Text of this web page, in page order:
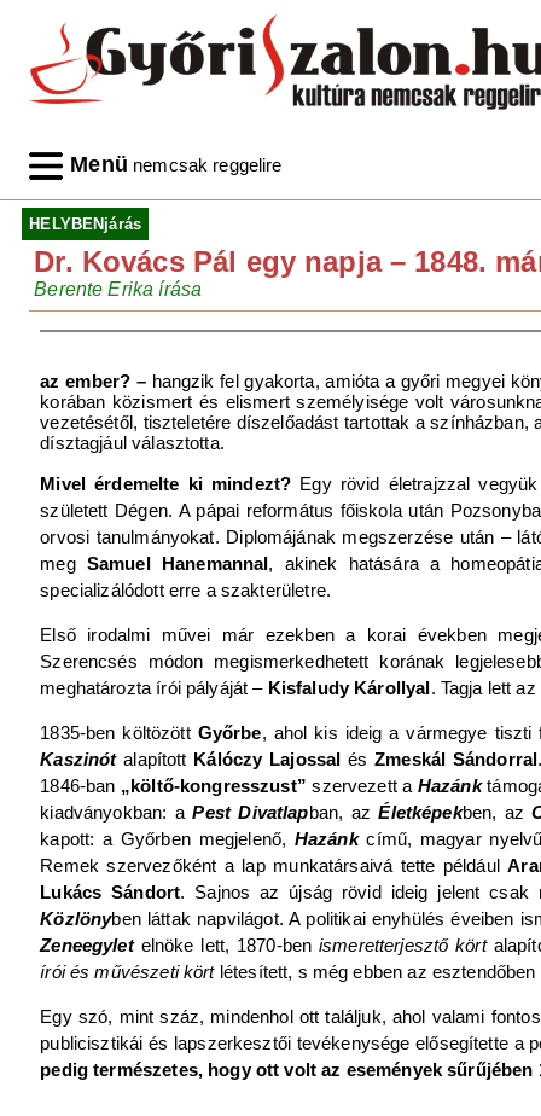
Menü nemcsak reggelire
HELYBENjárás
Dr. Kovács Pál egy napja – 1848.
Berente Erika írása
az ember? – hangzik fel gyakorta, amióta a győri megyei
korában közismert és elismert személyisége volt
vezetésétől, tiszteletére díszelőadást tartottak a
dísztagjául választotta.
Mivel érdemelte ki mindezt? Egy rövid életrajzzal
született Dégen. A pápai református főiskola után
orvosi tanulmányokat. Diplomájának megszerzése után –
meg Samuel Hanemannal, akinek hatására a
specializálódott erre a szakterületre.
Első irodalmi művei már ezekben a korai években
Szerencsés módon megismerkedhetett korának
meghatározta írói pályáját – Kisfaludy Károllyal. Tagja lett
1835-ben költözött Győrbe, ahol kis ideig a vármegye
Kaszinótalapított Kálóczy Lajossal ésZmeskál Sándorral
1846-ban „költő-kongresszust” szervezett a Hazánk
kiadványokban: aPest Divatlapban, azÉletképekben, az
kapott: a Győrben megjelenő, Hazánkcímű, magyar
Remek szervezőként a lap munkatársaivá tette például
Lukács Sándort. Sajnos az újság rövid ideig jelent
Közlönyben láttak napvilágot. A politikai enyhülés éveiben
Zeneegyletelnöke lett, 1870-ben ismeretterjesztő kört
írói és művészeti körtlétesített, s még ebben az
Egy szó, mint száz, mindenhol ott találjuk, ahol valami
publicisztikái és lapszerkesztői tevékenysége elősegítette a
pedig természetes, hogy ott volt az események sűrűjében